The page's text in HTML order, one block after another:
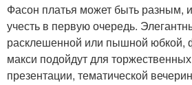
Фасон платья может быть разным,
учесть в первую очередь.
расклешенной или пышной юбкой,
макси подойдут для
презентации, тематической